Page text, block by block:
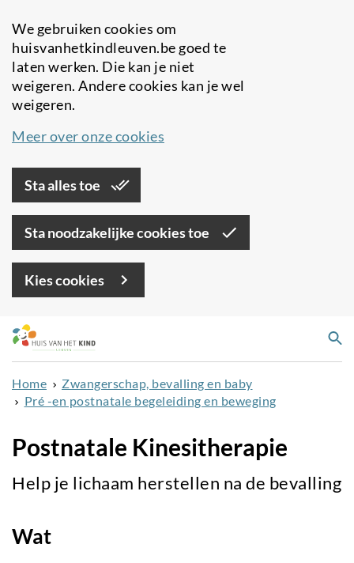
We gebruiken cookies om
huisvanhetkindleuven.be goed te
laten werken. Die kan je niet
weigeren. Andere cookies kan je wel
weigeren.
Meer over onze cookies
Sta alles toe
Sta noodzakelijke cookies toe
Kies cookies
Overslaan
en
naar
de
inhoud
Home
Zwangerschap, bevalling en baby
Pré -en postnatale begeleiding en beweging
Postnatale Kinesitherapie
Help je lichaam herstellen na de bevalling
Wat